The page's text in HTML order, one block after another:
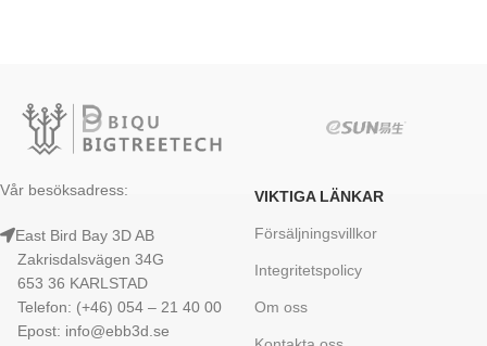
Vår besöksadress:
East Bird Bay 3D AB
Zakrisdalsvägen 34G
653 36 KARLSTAD
Telefon: (+46) 054 – 21 40 00
Epost: info@ebb3d.se
VIKTIGA LÄNKAR
Försäljningsvillkor
Integritetspolicy
Om oss